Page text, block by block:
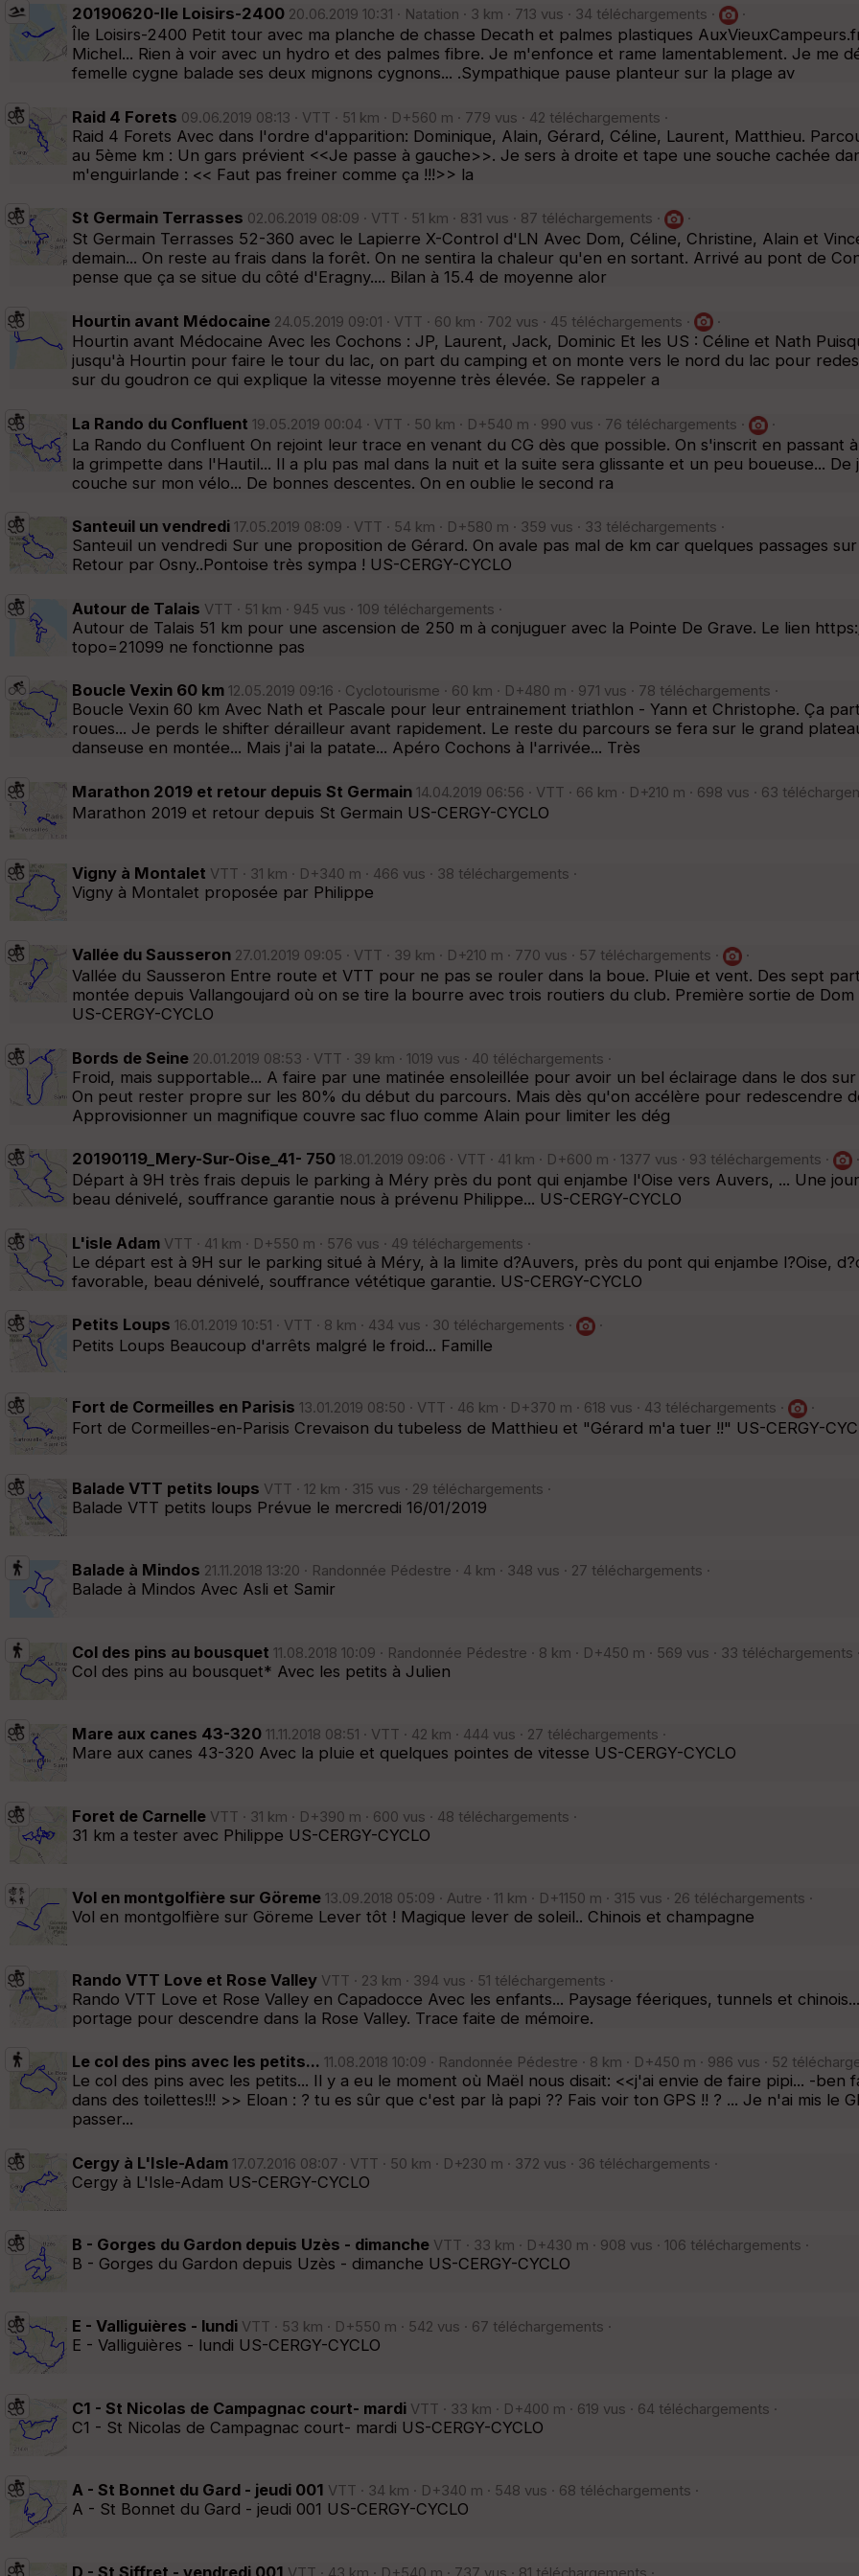
20190620-Ile Loisirs-2400 20.06.2019 10:31 · Natation · 3 km · 713 vus · 34 téléchargements · ·
Île Loisirs-2400 Petit tour avec ma planche de chasse Decath et palmes plastiques
Michel... Rien à voir avec un hydro et des palmes fibre. Je m'enfonce et rame lamentablement. Je me
femelle cygne balade ses deux mignons cygnons... .Sympathique pause planteur sur la plage av
Raid 4 Forets 09.06.2019 08:13 · VTT · 51 km · D+560 m · 779 vus · 42 téléchargements ·
Raid 4 Forets Avec dans l'ordre d'apparition: Dominique, Alain, Gérard, Céline, Laurent, Matthieu.
au 5ème km : Un gars prévient <<Je passe à gauche>>. Je sers à droite et tape une souche cachée
m'enguirlande : << Faut pas freiner comme ça !!!>> la
St Germain Terrasses 02.06.2019 08:09 · VTT · 51 km · 831 vus · 87 téléchargements · ·
St Germain Terrasses 52-360 avec le Lapierre X-Control d'LN Avec Dom, Céline, Christine, Alain et
demain... On reste au frais dans la forêt. On ne sentira la chaleur qu'en en sortant. Arrivé au pont de
pense que ça se situe du côté d'Eragny.... Bilan à 15.4 de moyenne alor
Hourtin avant Médocaine 24.05.2019 09:01 · VTT · 60 km · 702 vus · 45 téléchargements · ·
Hourtin avant Médocaine Avec les Cochons : JP, Laurent, Jack, Dominic Et les US : Céline et Nath
jusqu'à Hourtin pour faire le tour du lac, on part du camping et on monte vers le nord du lac pour
sur du goudron ce qui explique la vitesse moyenne très élevée. Se rappeler a
La Rando du Confluent 19.05.2019 00:04 · VTT · 50 km · D+540 m · 990 vus · 76 téléchargements · ·
La Rando du Confluent On rejoint leur trace en venant du CG dès que possible. On s'inscrit en passant
la grimpette dans l'Hautil... Il a plu pas mal dans la nuit et la suite sera glissante et un peu boueuse...
couche sur mon vélo... De bonnes descentes. On en oublie le second ra
Santeuil un vendredi 17.05.2019 08:09 · VTT · 54 km · D+580 m · 359 vus · 33 téléchargements ·
Santeuil un vendredi Sur une proposition de Gérard. On avale pas mal de km car quelques passages
Retour par Osny..Pontoise très sympa ! US-CERGY-CYCLO
Autour de Talais VTT · 51 km · 945 vus · 109 téléchargements ·
Autour de Talais 51 km pour une ascension de 250 m à conjuguer avec la Pointe De Grave. Le lien
topo=21099 ne fonctionne pas
Boucle Vexin 60 km 12.05.2019 09:16 · Cyclotourisme · 60 km · D+480 m · 971 vus · 78 téléchargements ·
Boucle Vexin 60 km Avec Nath et Pascale pour leur entrainement triathlon - Yann et Christophe. Ça
roues... Je perds le shifter dérailleur avant rapidement. Le reste du parcours se fera sur le grand
danseuse en montée... Mais j'ai la patate... Apéro Cochons à l'arrivée... Très
Marathon 2019 et retour depuis St Germain 14.04.2019 06:56 · VTT · 66 km · D+210 m · 698 vus · 63
Marathon 2019 et retour depuis St Germain US-CERGY-CYCLO
Vigny à Montalet VTT · 31 km · D+340 m · 466 vus · 38 téléchargements ·
Vigny à Montalet proposée par Philippe
Vallée du Sausseron 27.01.2019 09:05 · VTT · 39 km · D+210 m · 770 vus · 57 téléchargements · ·
Vallée du Sausseron Entre route et VTT pour ne pas se rouler dans la boue. Pluie et vent. Des sept
montée depuis Vallangoujard où on se tire la bourre avec trois routiers du club. Première sortie de
US-CERGY-CYCLO
Bords de Seine 20.01.2019 08:53 · VTT · 39 km · 1019 vus · 40 téléchargements ·
Froid, mais supportable... A faire par une matinée ensoleillée pour avoir un bel éclairage dans le dos
On peut rester propre sur les 80% du début du parcours. Mais dès qu'on accélère pour redescendre
Approvisionner un magnifique couvre sac fluo comme Alain pour limiter les dég
20190119_Mery-Sur-Oise_41- 750 18.01.2019 09:06 · VTT · 41 km · D+600 m · 1377 vus · 93 téléchargements · ·
Départ à 9H très frais depuis le parking à Méry près du pont qui enjambe l'Oise vers Auvers, ... Une
beau dénivelé, souffrance garantie nous à prévenu Philippe... US-CERGY-CYCLO
L'isle Adam VTT · 41 km · D+550 m · 576 vus · 49 téléchargements ·
Le départ est à 9H sur le parking situé à Méry, à la limite d?Auvers, près du pont qui enjambe l?Oise,
favorable, beau dénivelé, souffrance vététique garantie. US-CERGY-CYCLO
Petits Loups 16.01.2019 10:51 · VTT · 8 km · 434 vus · 30 téléchargements · ·
Petits Loups Beaucoup d'arrêts malgré le froid... Famille
Fort de Cormeilles en Parisis 13.01.2019 08:50 · VTT · 46 km · D+370 m · 618 vus · 43 téléchargements · ·
Fort de Cormeilles-en-Parisis Crevaison du tubeless de Matthieu et "Gérard m'a tuer !!" US-CERGY-
Balade VTT petits loups VTT · 12 km · 315 vus · 29 téléchargements ·
Balade VTT petits loups Prévue le mercredi 16/01/2019
Balade à Mindos 21.11.2018 13:20 · Randonnée Pédestre · 4 km · 348 vus · 27 téléchargements ·
Balade à Mindos Avec Asli et Samir
Col des pins au bousquet 11.08.2018 10:09 · Randonnée Pédestre · 8 km · D+450 m · 569 vus · 33 téléchargements ·
Col des pins au bousquet* Avec les petits à Julien
Mare aux canes 43-320 11.11.2018 08:51 · VTT · 42 km · 444 vus · 27 téléchargements ·
Mare aux canes 43-320 Avec la pluie et quelques pointes de vitesse US-CERGY-CYCLO
Foret de Carnelle VTT · 31 km · D+390 m · 600 vus · 48 téléchargements ·
31 km a tester avec Philippe US-CERGY-CYCLO
Vol en montgolfière sur Göreme 13.09.2018 05:09 · Autre · 11 km · D+1150 m · 315 vus · 26 téléchargements ·
Vol en montgolfière sur Göreme Lever tôt ! Magique lever de soleil.. Chinois et champagne
Rando VTT Love et Rose Valley VTT · 23 km · 394 vus · 51 téléchargements ·
Rando VTT Love et Rose Valley en Capadocce Avec les enfants... Paysage féeriques, tunnels et
portage pour descendre dans la Rose Valley. Trace faite de mémoire.
Le col des pins avec les petits... 11.08.2018 10:09 · Randonnée Pédestre · 8 km · D+450 m · 986 vus · 52
Le col des pins avec les petits... Il y a eu le moment où Maël nous disait: <<j'ai envie de faire pipi... -ben
dans des toilettes!!! >> Eloan : ? tu es sûr que c'est par là papi ?? Fais voir ton GPS !! ? ... Je n'ai mis le
passer...
Cergy à L'Isle-Adam 17.07.2016 08:07 · VTT · 50 km · D+230 m · 372 vus · 36 téléchargements ·
Cergy à L'Isle-Adam US-CERGY-CYCLO
B - Gorges du Gardon depuis Uzès - dimanche VTT · 33 km · D+430 m · 908 vus · 106 téléchargements ·
B - Gorges du Gardon depuis Uzès - dimanche US-CERGY-CYCLO
E - Valliguières - lundi VTT · 53 km · D+550 m · 542 vus · 67 téléchargements ·
E - Valliguières - lundi US-CERGY-CYCLO
C1 - St Nicolas de Campagnac court- mardi VTT · 33 km · D+400 m · 619 vus · 64 téléchargements ·
C1 - St Nicolas de Campagnac court- mardi US-CERGY-CYCLO
A - St Bonnet du Gard - jeudi 001 VTT · 34 km · D+340 m · 548 vus · 68 téléchargements ·
A - St Bonnet du Gard - jeudi 001 US-CERGY-CYCLO
D - St Siffret - vendredi 001